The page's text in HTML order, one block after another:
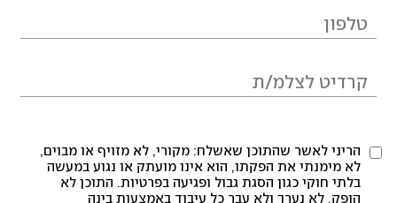
הריני לאשר שהתוכן שאשלח: מקורי, לא מזויף או מבוים,
לא מימנתי את הפקתו, הוא אינו מועתק או נגוע במעשה
בלתי חוקי כגון הסגת גבול ופגיעה בפרטיות. התוכן לא
הופק, לא נערך ולא עבר כל עיבוד באמצעות בינה